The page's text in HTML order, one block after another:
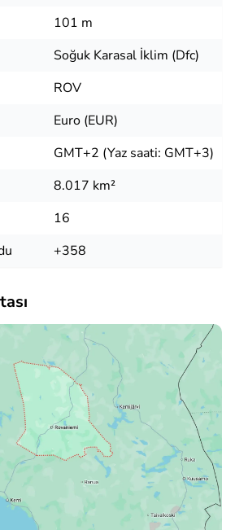
101 m
Soğuk Karasal İklim (Dfc)
ROV
Euro (EUR)
GMT+2 (Yaz saati: GMT+3)
8.017 km²
16
+358